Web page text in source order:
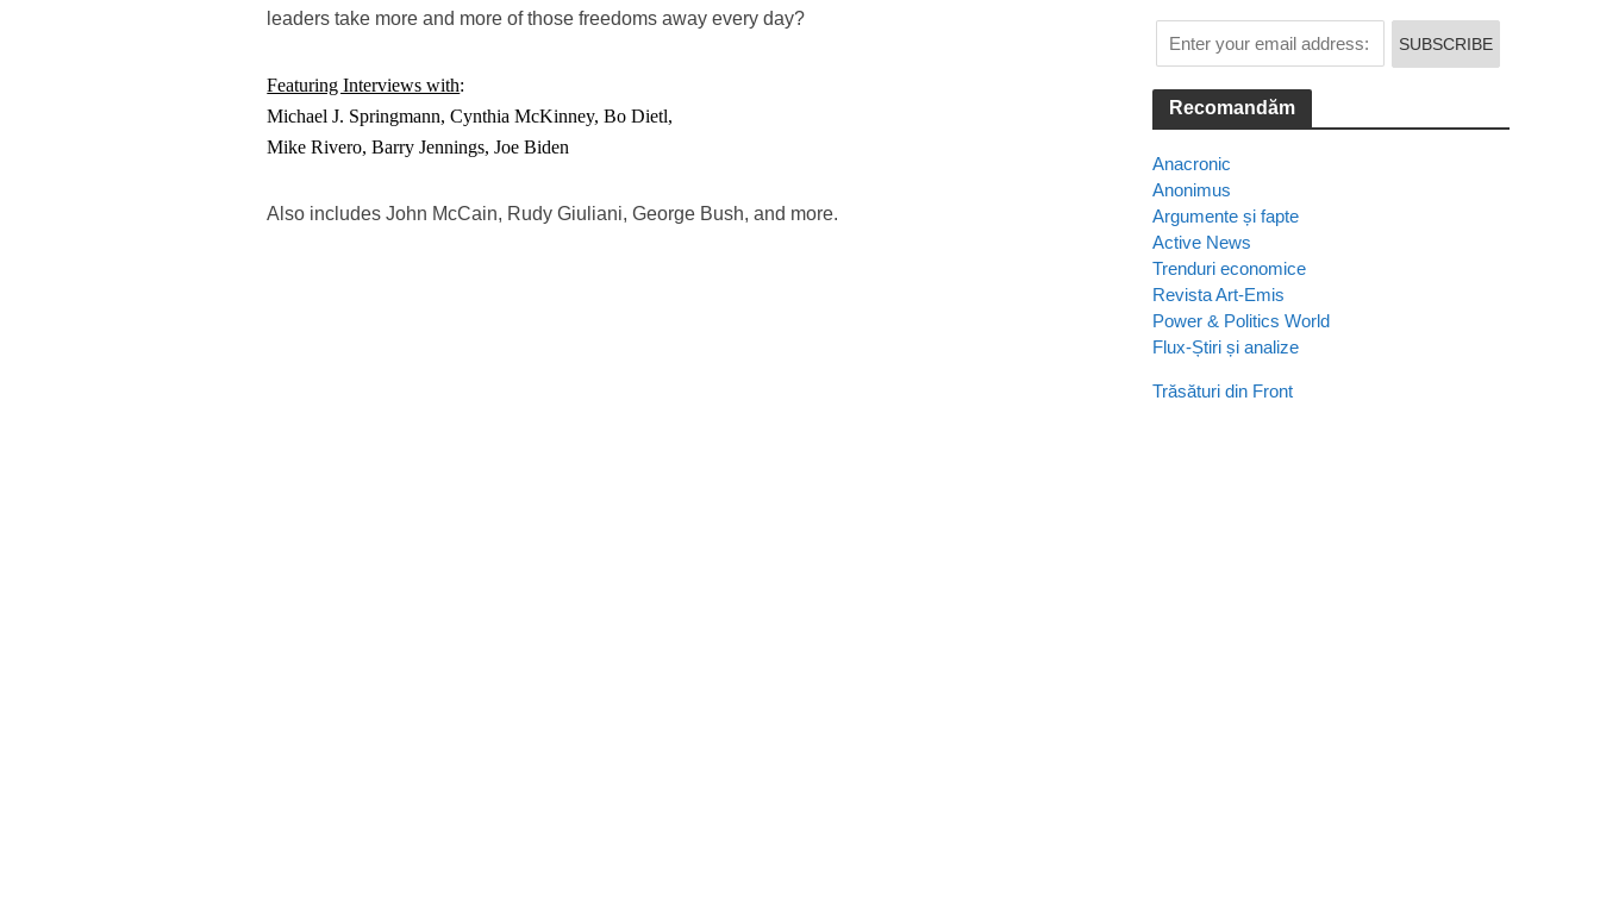
leaders take more and more of those freedoms away every day?
Featuring Interviews with:
Michael J. Springmann, Cynthia McKinney, Bo Dietl,
Mike Rivero, Barry Jennings, Joe Biden
Also includes John McCain, Rudy Giuliani, George Bush, and more.
Recomandăm
Anacronic
Anonimus
Argumente și fapte
Active News
Trenduri economice
Revista Art-Emis
Power & Politics World
Flux-Știri și analize
Trăsături din Front